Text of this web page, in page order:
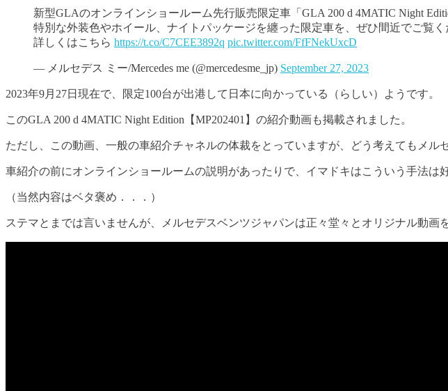
新型GLAのオンラインショールーム先行販売限定車「GLA 200 d 4MATIC Night
特別な外装色やホイール、ナイトパッケージを纏った限定車を、ぜひ間近でご覧く
詳しくはこちら https://t.co/C7CEE3892q pic.twitter.com/FfFNekUxcD
— メルセデス ミー/Mercedes me (@mercedesme_jp) September 27, 2023
2023年9月27日現在で、限定100台が出港して日本に向かっている（らしい）ようです。
このGLA 200 d 4MATIC Night Edition【MP202401】の紹介動画も掲載されました。
ただし、この動画、一般の車紹介チャネルの体裁をとっていますが、どう考えてもメル
車紹介の前にオンラインショールームの説明があったりで、イマドキはこういう手法は
（当然内容はベタ褒め．．．）
ステマとまでは言いませんが、メルセデスベンツジャパンは正々堂々とオリジナル動画